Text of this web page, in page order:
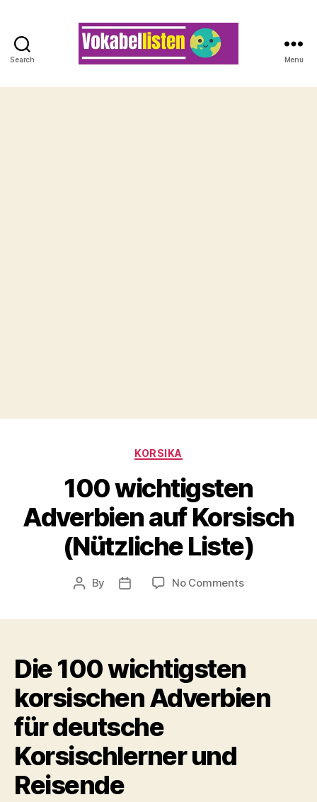
Search Menu
Categories
KORSIKA
100 wichtigsten
Adverbien auf Korsisch
(Nützliche Liste)
Post
By
Post
No Commentson
(Nützliche
Liste)
Die 100 wichtigsten
korsischen Adverbien
für deutsche
Korsischlerner und
Reisende